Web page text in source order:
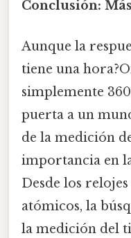
Conclusión:
Aunque la
tiene una
simplemente
puerta a un
de la medición
importancia en
Desde los
atómicos, la
la medición del